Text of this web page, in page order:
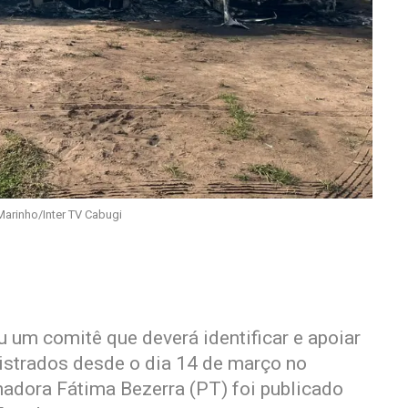
Inter TV Cabugi
um comitê que deverá identificar e apoiar
desde o dia 14 de março no
Fátima Bezerra (PT) foi publicado